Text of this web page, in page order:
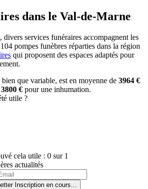
dans le Val-de-Marne
services funéraires accompagnent les
pompes funèbres réparties dans la région
qui proposent des espaces adaptés pour
bien que variable, est en moyenne de 3964 €
3800 € pour une inhumation.
utile ?
cela utile : 0 sur 1
actualités
Inscription en cours...